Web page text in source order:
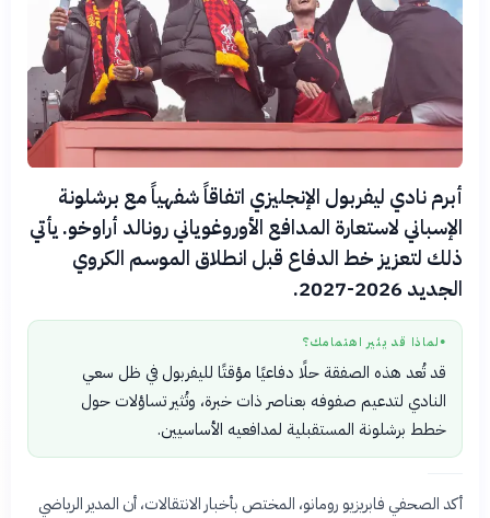
أبرم نادي ليفربول الإنجليزي اتفاقاً شفهياً مع برشلونة
الإسباني لاستعارة المدافع الأوروغوياني رونالد أراوخو. يأتي
ذلك لتعزيز خط الدفاع قبل انطلاق الموسم الكروي
الجديد 2026-2027.
● لماذا قد يثير اهتمامك؟
قد تُعد هذه الصفقة حلًا دفاعيًا مؤقتًا لليفربول في ظل سعي
النادي لتدعيم صفوفه بعناصر ذات خبرة، وتُثير تساؤلات حول
خطط برشلونة المستقبلية لمدافعيه الأساسيين.
أكد الصحفي فابريزيو رومانو، المختص بأخبار الانتقالات، أن المدير الرياضي